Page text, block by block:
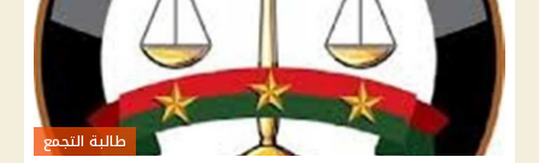
طالبة التجمع